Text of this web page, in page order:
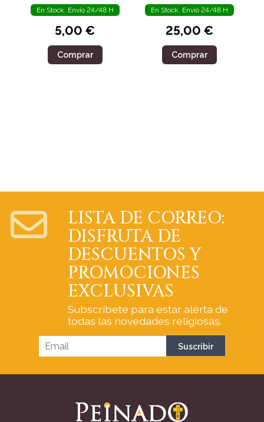
En Stock. Envío 24/48 H
5,00 €
Comprar
En Stock. Envío 24/48 H
25,00 €
Comprar
LISTA DE CORREO:
DISFRUTA DE
DESCUENTOS Y
PROMOCIONES
EXCLUSIVAS
Subscríbete para estar alerta de
todas las novedades religiosas.